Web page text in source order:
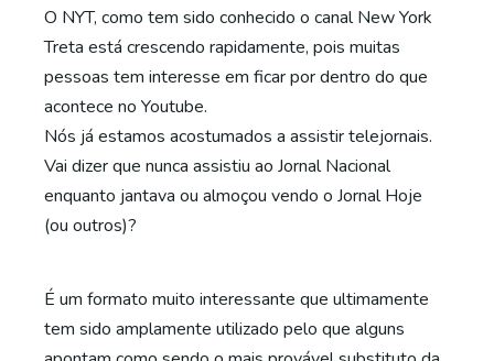
O NYT, como tem sido conhecido o canal New York
Treta está crescendo rapidamente, pois muitas
pessoas tem interesse em ficar por dentro do que
acontece no Youtube.
Nós já estamos acostumados a assistir telejornais.
Vai dizer que nunca assistiu ao Jornal Nacional
enquanto jantava ou almoçou vendo o Jornal Hoje
(ou outros)?
É um formato muito interessante que ultimamente
tem sido amplamente utilizado pelo que alguns